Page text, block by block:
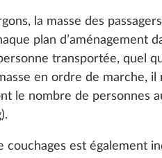
marketing only if you give
your consent at any time
and customization
1 126 €
Ajouter
la masse des
plan d’aménagement
transportée, quel
en ordre de marche, il
le nombre de personnes
couchages est également